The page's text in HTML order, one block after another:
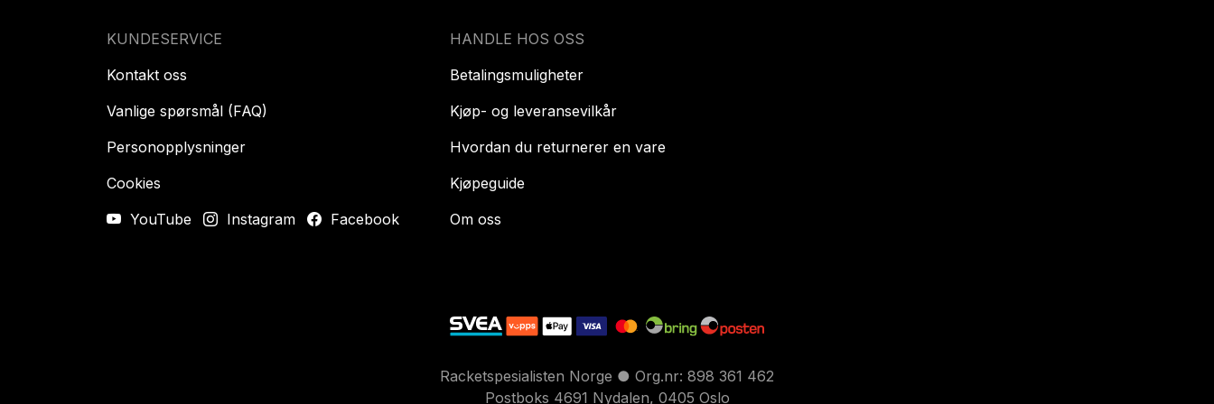
KUNDESERVICE
Kontakt oss
Vanlige spørsmål (FAQ)
Personopplysninger
Cookies
YouTube
Instagram Facebook
HANDLE HOS OSS
Betalingsmuligheter
Kjøp- og leveransevilkår
Hvordan du returnerer en vare
Kjøpeguide
Om oss
Racketspesialisten Norge ● Org.nr: 898 361 462
Postboks 4691 Nydalen, 0405 Oslo